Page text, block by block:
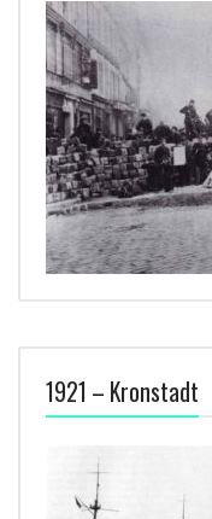
1921 – Kronstadt